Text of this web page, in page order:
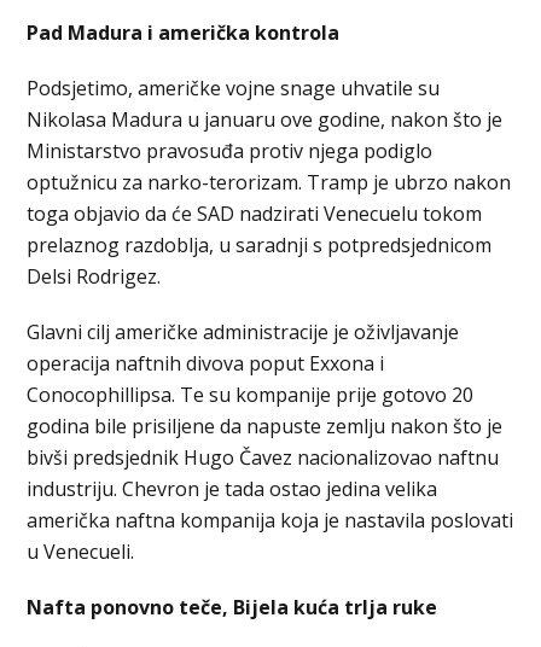
Pad Madura i američka kontrola
Podsjetimo, američke vojne snage uhvatile su
Nikolasa Madura u januaru ove godine, nakon što je
Ministarstvo pravosuđa protiv njega podiglo
optužnicu za narko-terorizam. Tramp je ubrzo nakon
toga objavio da će SAD nadzirati Venecuelu tokom
prelaznog razdoblja, u saradnji s potpredsjednicom
Delsi Rodrigez.
Glavni cilj američke administracije je oživljavanje
operacija naftnih divova poput Exxona i
Conocophillipsa. Te su kompanije prije gotovo 20
godina bile prisiljene da napuste zemlju nakon što je
bivši predsjednik Hugo Čavez nacionalizovao naftnu
industriju. Chevron je tada ostao jedina velika
američka naftna kompanija koja je nastavila poslovati
u Venecueli.
Nafta ponovno teče, Bijela kuća trlja ruke